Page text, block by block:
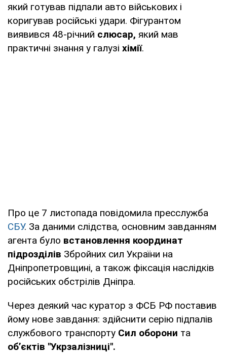
який готував підпали авто військових і
коригував російські удари. Фігурантом
виявився 48-річний слюсар, який мав
практичні знання у галузі хімії.
Про це 7 листопада повідомила пресслужба
СБУ. За даними слідства, основним завданням
агента було встановлення координат
підрозділів Збройних сил України на
Дніпропетровщині, а також фіксація наслідків
російських обстрілів Дніпра.
Через деякий час куратор з ФСБ РФ поставив
йому нове завдання: здійснити серію підпалів
службового транспорту Сил оборони та
об’єктів "Укрзалізниці".